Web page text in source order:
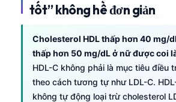
tốt” không hề đơn giản
Cholesterol HDL thấp hơn 40 mg/
thấp hơn 50 mg/dL ở nữ được coi
HDL-C không phải là mục tiêu điều
theo cách tương tự như LDL-C.
không tự động loại trừ cholesterol